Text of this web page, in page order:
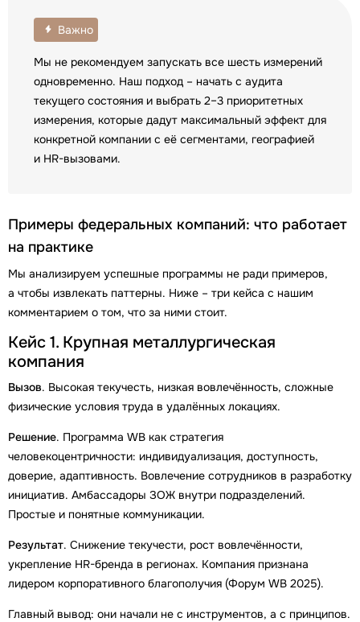
Важно
Мы не рекомендуем запускать все шесть измерений
одновременно. Наш подход – начать с аудита
текущего состояния и выбрать 2–3 приоритетных
измерения, которые дадут максимальный эффект для
конкретной компании с её сегментами, географией
и HR-вызовами.
Примеры федеральных компаний: что работает
на практике
Мы анализируем успешные программы не ради примеров,
а чтобы извлекать паттерны. Ниже – три кейса с нашим
комментарием о том, что за ними стоит.
Кейс 1. Крупная металлургическая
компания
Вызов. Высокая текучесть, низкая вовлечённость, сложные
физические условия труда в удалённых локациях.
Решение. Программа WB как стратегия
человекоцентричности: индивидуализация, доступность,
доверие, адаптивность. Вовлечение сотрудников в разработку
инициатив. Амбассадоры ЗОЖ внутри подразделений.
Простые и понятные коммуникации.
Результат. Снижение текучести, рост вовлечённости,
укрепление HR-бренда в регионах. Компания признана
лидером корпоративного благополучия (Форум WB 2025).
Главный вывод: они начали не с инструментов, а с принципов.